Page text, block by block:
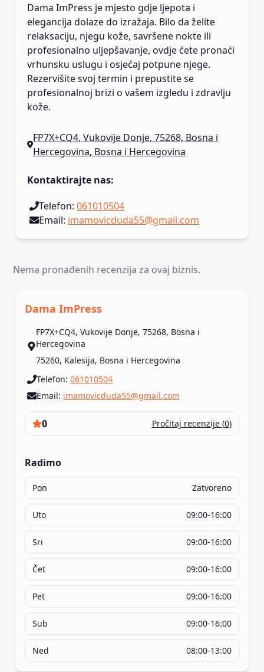
Dama ImPress je mjesto gdje ljepota i
elegancija dolaze do izražaja. Bilo da želite
relaksaciju, njegu kože, savršene nokte ili
profesionalno uljepšavanje, ovdje ćete pronaći
vrhunsku uslugu i osjećaj potpune njege.
Rezervišite svoj termin i prepustite se
profesionalnoj brizi o vašem izgledu i zdravlju
kože.
FP7X+CQ4, Vukovije Donje, 75268, Bosna i
Hercegovina, Bosna i Hercegovina
Kontaktirajte nas:
Telefon: 061010504
Email: imamovicduda55@gmail.com
Nema pronađenih recenzija za ovaj biznis.
Dama ImPress
FP7X+CQ4, Vukovije Donje, 75268, Bosna i
Hercegovina
75260, Kalesija, Bosna i Hercegovina
Telefon: 061010504
Email: imamovicduda55@gmail.com
0 Pročitaj recenzije(0)
Radimo
Pon Zatvoreno
Uto 09:00-16:00
Sri 09:00-16:00
Čet 09:00-16:00
Pet 09:00-16:00
Sub 09:00-16:00
Ned 08:00-13:00